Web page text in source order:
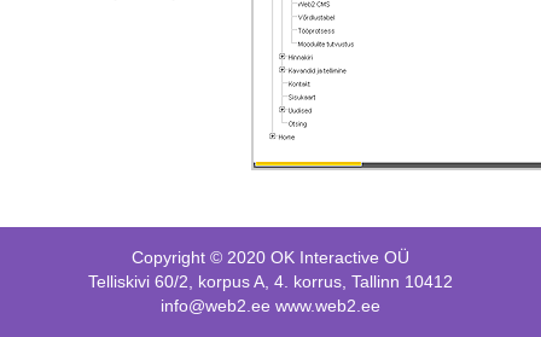
Copyright © 2020 OK Interactive OÜ
Telliskivi 60/2, korpus A, 4. korrus, Tallinn 10412
info@web2.ee www.web2.ee